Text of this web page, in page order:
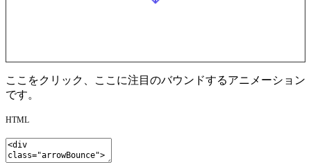
ここをクリック、ここに注目のバウンドするアニメーション
です。
HTML